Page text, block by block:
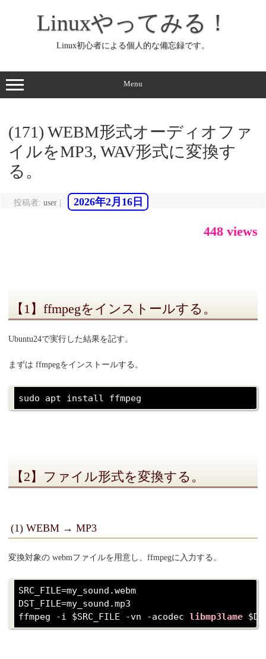
ッ
プ
Linuxやってみる！
Linux初心者による個人的な備忘録です。
Menu
(171) WEBM形式オーディオファ
イルをMP3, WAV形式に変換す
る。
投稿者: user 2026年2月16日
448 views
【1】ffmpegをインストールする。
Ubuntu24で実行した結果を記す。
まずは ffmpegをインストールする。
【2】ファイル形式を変換する。
(1) WEBM → MP3
変換対象の webmファイルを用意し、ffmpegに入力する。
SRC_FILE=my_sound.webm
DST_FILE=my_sound.mp3
ffmpeg -i $SRC_FILE -vn -acodec libmp3lame